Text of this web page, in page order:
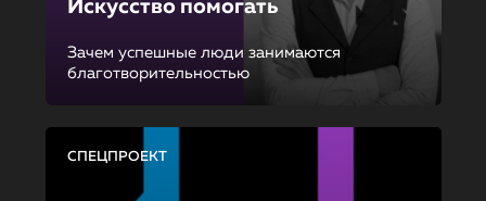
Искусство помогать
Зачем успешные люди занимаются
благотворительностью
СПЕЦПРОЕКТ